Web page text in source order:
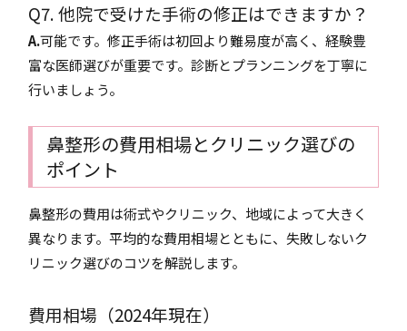
Q7. 他院で受けた手術の修正はできますか？
A.可能です。修正手術は初回より難易度が高く、経験豊
富な医師選びが重要です。診断とプランニングを丁寧に
行いましょう。
鼻整形の費用相場とクリニック選びの
ポイント
鼻整形の費用は術式やクリニック、地域によって大きく
異なります。平均的な費用相場とともに、失敗しないク
リニック選びのコツを解説します。
費用相場（2024年現在）